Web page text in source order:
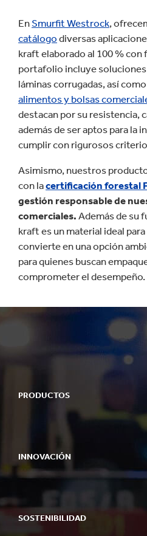
En Smurfit Westrock,
catálogo diversas
kraft elaborado al 100 %
portafolio incluye soluciones
láminas corrugadas, así como
alimentos y bolsas
destacan por su resistencia,
además de ser aptos para la
cumplir con rigurosos
Asimismo, nuestros
con lacertificación forestal
gestión responsable de
comerciales. Además de su
kraft es un material ideal
convierte en una opción
para quienes buscan
comprometer el desempeño.
PRODUCTOS
INNOVACIÓN
SOSTENIBILIDAD